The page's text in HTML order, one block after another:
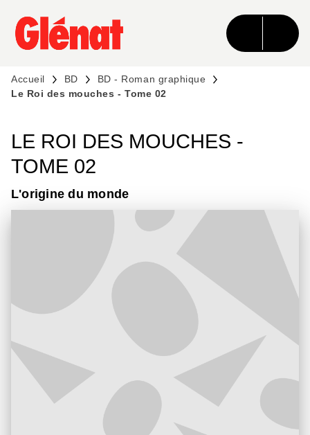
MENU RECHERCHE CONTENU
PIED DE PAGE
Accueil BD
BD - Roman graphique
Le Roi des mouches - Tome 02
LE ROI DES MOUCHES -
TOME 02
L'origine du monde